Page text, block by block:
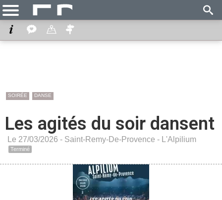
SOIRÉE DANSE
Les agités du soir dansent
Le 27/03/2026 - Saint-Remy-De-Provence - L'Alpilium
Terminé